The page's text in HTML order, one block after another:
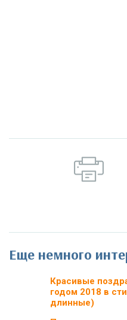
Еще немного
Красивые
годом 2018 в
длинные)